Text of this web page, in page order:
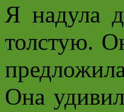
Я надула
толстую.
Она